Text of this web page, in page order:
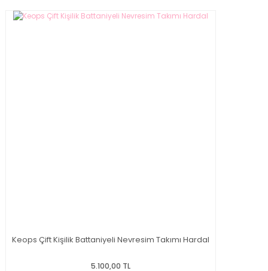
Keops Çift Kişilik Battaniyeli Nevresim Takımı Hardal
5.100,00 TL